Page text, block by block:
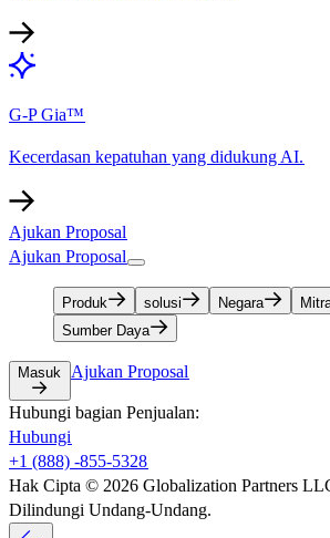
G-P Gia™​​
Kecerdasan kepatuhan yang didukung AI.​​
Ajukan Proposal​​
Ajukan Proposal​​
Produk​​ solusi​​ Negara​​
Sumber Daya​​
Masuk​​ Ajukan Proposal​​
Hubungi bagian Penjualan:​​
Hubungi​​
+1 (888) -855-5328​​
Hak Cipta © 2026 Globalization Partners
Dilindungi Undang-Undang.​​